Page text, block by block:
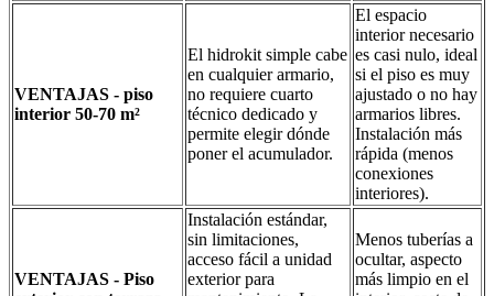
VENTAJAS - piso
interior 50-70 m²
El hidrokit simple cabe
en cualquier armario,
no requiere cuarto
técnico dedicado y
permite elegir dónde
poner el acumulador.
El espacio
interior necesario
es casi nulo, ideal
si el piso es muy
ajustado o no hay
armarios libres.
Instalación más
rápida (menos
conexiones
interiores).
VENTAJAS - Piso
Instalación estándar,
sin limitaciones,
acceso fácil a unidad
exterior para
Menos tuberías a
ocultar, aspecto
más limpio en el